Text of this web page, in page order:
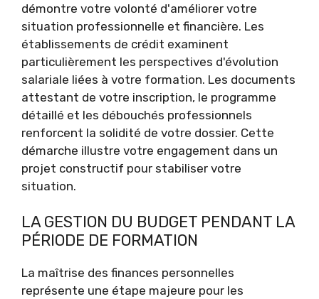
démontre votre volonté d'améliorer votre
situation professionnelle et financière. Les
établissements de crédit examinent
particulièrement les perspectives d'évolution
salariale liées à votre formation. Les documents
attestant de votre inscription, le programme
détaillé et les débouchés professionnels
renforcent la solidité de votre dossier. Cette
démarche illustre votre engagement dans un
projet constructif pour stabiliser votre
situation.
LA GESTION DU BUDGET PENDANT LA
PÉRIODE DE FORMATION
La maîtrise des finances personnelles
représente une étape majeure pour les